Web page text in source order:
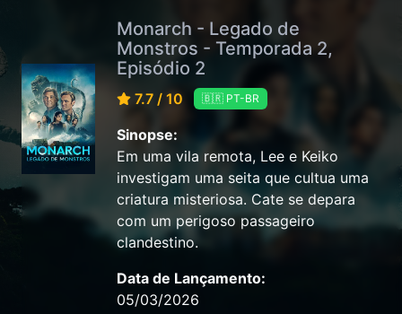
Monarch - Legado de
Monstros - Temporada 2,
Episódio 2
7.7 / 10 🇧🇷 PT-BR
Sinopse:
Em uma vila remota, Lee e Keiko
investigam uma seita que cultua uma
criatura misteriosa. Cate se depara
com um perigoso passageiro
clandestino.
Data de Lançamento:
05/03/2026